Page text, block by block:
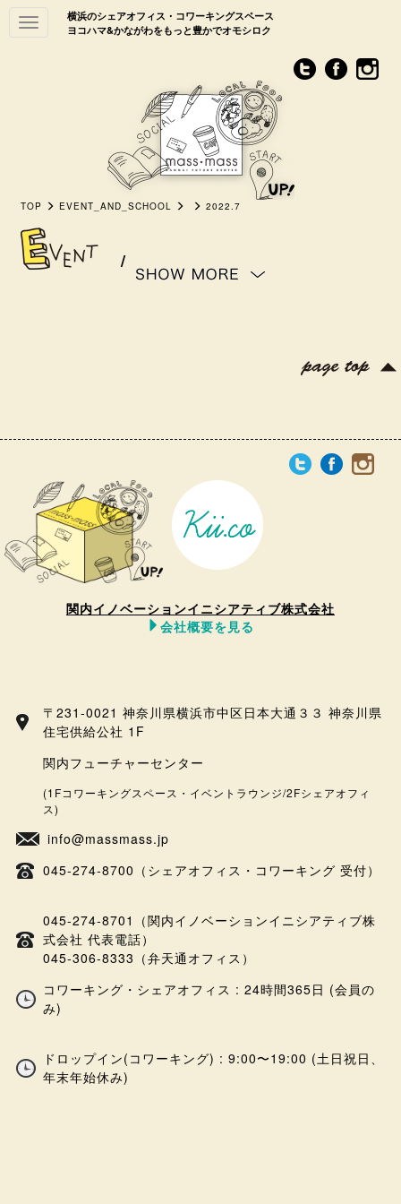
横浜のシェアオフィス・コワーキングスペース
ヨコハマ&かながわをもっと豊かでオモシロク
Toggle
navigation
TOP EVENT_AND_SCHOOL 2022.7
/
関内イノベーションイニシアティブ株式会社
会社概要を見る
〒231-0021 神奈川県横浜市中区日本大通３３ 神奈川県
住宅供給公社 1F
関内フューチャーセンター
(1Fコワーキングスペース・イベントラウンジ/2Fシェアオフィ
ス)
info@massmass.jp
045-274-8700（シェアオフィス・コワーキング 受付）
045-274-8701（関内イノベーションイニシアティブ株
式会社 代表電話）
045-306-8333（弁天通オフィス）
コワーキング・シェアオフィス : 24時間365日 (会員の
み)
ドロップイン(コワーキング) : 9:00〜19:00 (土日祝日、
年末年始休み)